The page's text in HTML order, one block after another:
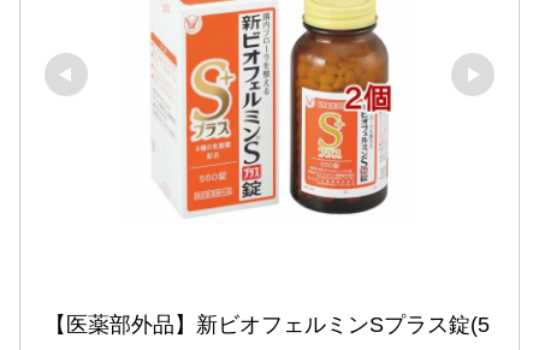
【医薬部外品】新ビオフェルミンSプラス錠(5